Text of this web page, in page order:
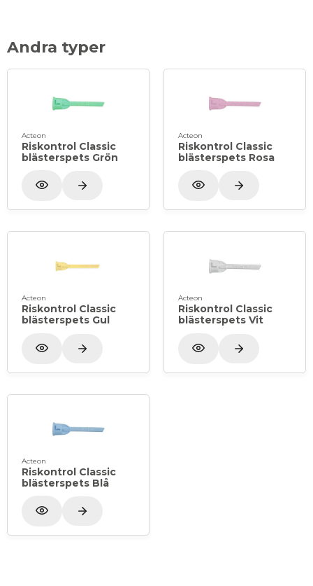
Andra typer
Acteon
Riskontrol Classic
blästerspets Grön
Acteon
Riskontrol Classic
blästerspets Rosa
Acteon
Riskontrol Classic
blästerspets Gul
Acteon
Riskontrol Classic
blästerspets Vit
Acteon
Riskontrol Classic
blästerspets Blå